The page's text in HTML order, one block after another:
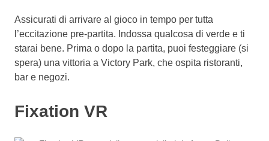
Assicurati di arrivare al gioco in tempo per tutta
l’eccitazione pre-partita. Indossa qualcosa di verde e ti
starai bene. Prima o dopo la partita, puoi festeggiare (si
spera) una vittoria a Victory Park, che ospita ristoranti,
bar e negozi.
Fixation VR